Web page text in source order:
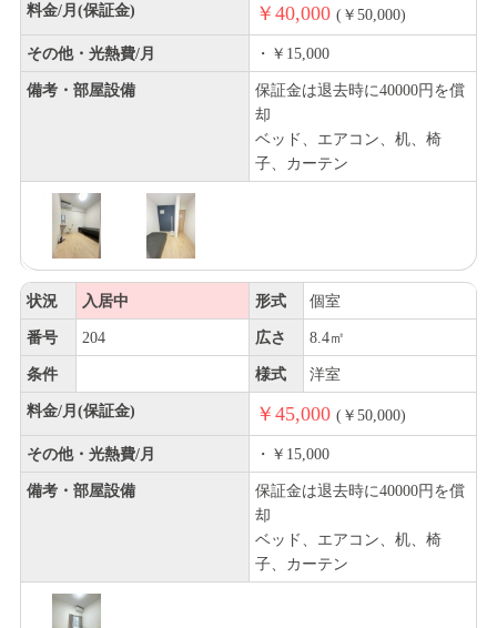
料金/月(保証金) ￥40,000 (￥50,000)
その他・光熱費/月 ・￥15,000
備考・部屋設備
保証金は退去時に40000円を償
却
ベッド、エアコン、机、椅
子、カーテン
状況 入居中 形式 個室
番号 204 広さ 8.4㎡
条件 様式 洋室
料金/月(保証金) ￥45,000 (￥50,000)
その他・光熱費/月 ・￥15,000
備考・部屋設備
保証金は退去時に40000円を償
却
ベッド、エアコン、机、椅
子、カーテン